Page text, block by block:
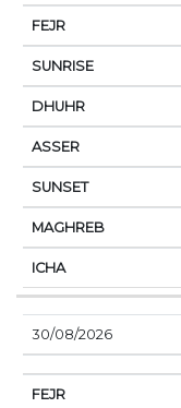
30/08/2026